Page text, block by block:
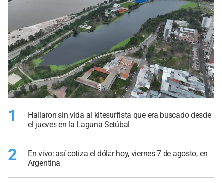
1
Hallaron sin vida al kitesurfista que era buscado desde
el jueves en la Laguna Setúbal
2
En vivo: así cotiza el dólar hoy, viernes 7 de agosto, en
Argentina